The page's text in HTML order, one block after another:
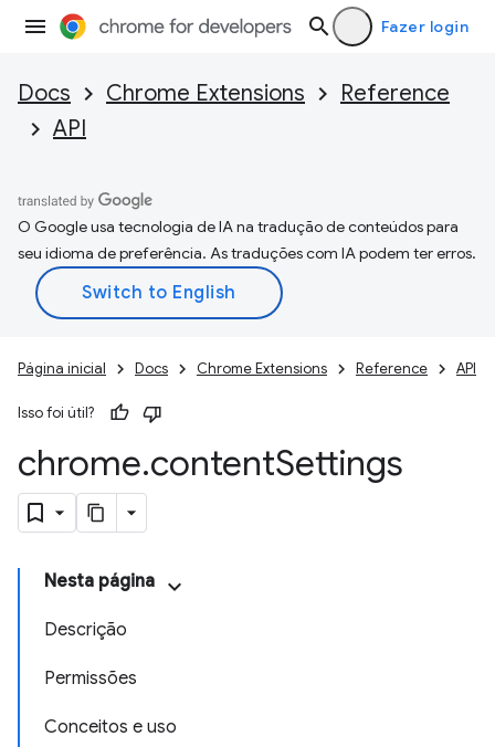
Fazer login
Docs Chrome Extensions
Reference
API
O Google usa tecnologia de IA na tradução de conteúdos para
seu idioma de preferência. As traduções com IA podem ter erros.
Página inicial Docs Chrome Extensions Reference API
Isso foi útil?
chrome.contentSettings
Nesta página
Descrição
Permissões
Conceitos e uso